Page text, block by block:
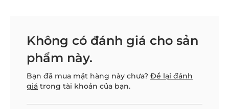
Không có đánh giá cho sản
phẩm này.
Bạn đã mua mặt hàng này chưa? Để lại đánh
giá trong tài khoản của bạn.